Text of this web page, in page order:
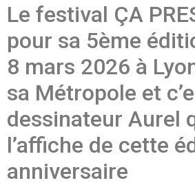
Le festival ÇA
pour sa 5ème
8 mars 2026 à
sa Métropole et
dessinateur Aurel
l’affiche de cette
anniversaire